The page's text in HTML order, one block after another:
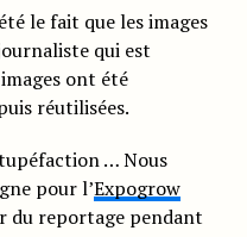
le fait que les images
qui est
ont été
réutilisées.
… Nous
pour l’Expogrow
du reportage pendant